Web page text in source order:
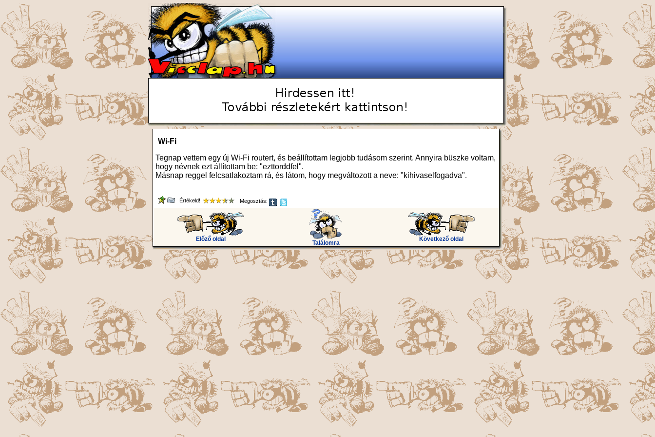
Wi-Fi
Tegnap vettem egy új Wi-Fi routert, és beállítottam legjobb tudásom szerint. Annyira büszke voltam,
hogy névnek ezt állítottam be: "ezttorddfel".
Másnap reggel felcsatlakoztam rá, és látom, hogy megváltozott a neve: "kihivaselfogadva".
Értékeld! Megosztás:
Előző oldal
Találomra
Következő oldal